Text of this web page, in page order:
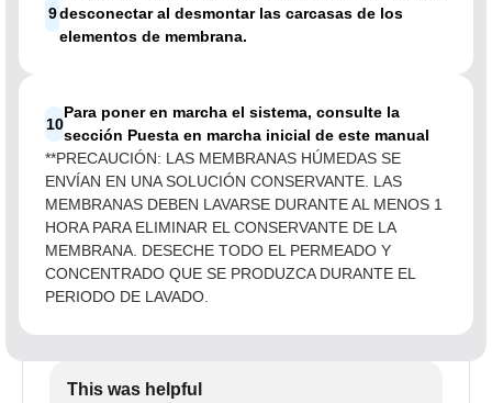
9desconectar al desmontar las carcasas de los
elementos de membrana.
10
Para poner en marcha el sistema, consulte la
sección Puesta en marcha inicial de este manual
**PRECAUCIÓN: LAS MEMBRANAS HÚMEDAS SE
ENVÍAN EN UNA SOLUCIÓN CONSERVANTE. LAS
MEMBRANAS DEBEN LAVARSE DURANTE AL MENOS 1
HORA PARA ELIMINAR EL CONSERVANTE DE LA
MEMBRANA. DESECHE TODO EL PERMEADO Y
CONCENTRADO QUE SE PRODUZCA DURANTE EL
PERIODO DE LAVADO.
This was helpful